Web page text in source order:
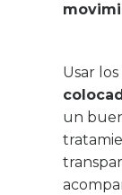
Usar
un